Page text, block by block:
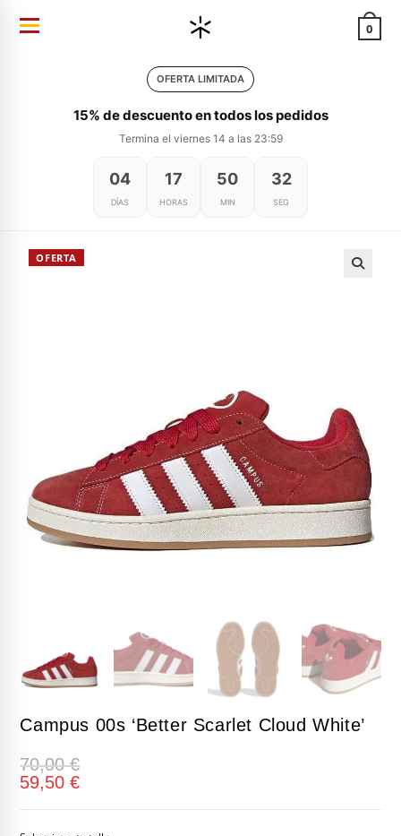
0
OFERTA LIMITADA
15% de descuento en todos los pedidos
Termina el viernes 14 a las 23:59
04
DÍAS
17
HORAS
50
MIN
31
SEG
OFERTA
Campus 00s ‘Better Scarlet Cloud White’
70,00€
59,50€